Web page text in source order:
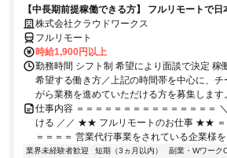
【中長期前提稼働できる方】 フルリモートで
働80時間で安定収入！
株式会社クラウドワークス
フルリモート
時給1,900円以上
勤務時間 シフト制 希望により面談で決定 稼
希望する働き方／上記の時間帯を中心に、
がら業務を進めていただける方を募集します
仕事内容 ＝＝＝＝＝＝＝＝＝＝＝＝＝＝＝
ける ／／ ★★ フルリモートのお仕事 ★★ ＝
＝＝＝＝ 営業代行事業をされている企業様を
業界未経験者歓迎 短期（3ヵ月以内） 副業・Wワーク